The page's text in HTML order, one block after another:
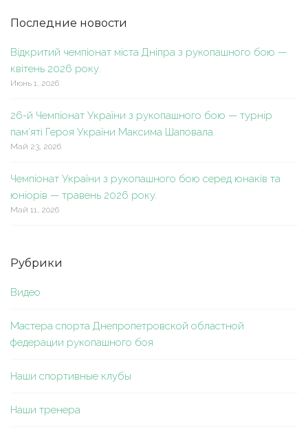
Последние новости
Відкритий чемпіонат міста Дніпра з рукопашного бою —
квітень 2026 року.
Июнь 1, 2026
26-й Чемпіонат України з рукопашного бою — турнір
пам’яті Героя України Максима Шаповала.
Май 23, 2026
Чемпіонат України з рукопашного бою серед юнаків та
юніорів — травень 2026 року.
Май 11, 2026
Рубрики
Видео
Мастера спорта Днепропетровской областной
федерации рукопашного боя
Наши спортивные клубы
Наши тренера